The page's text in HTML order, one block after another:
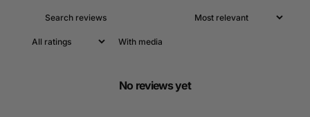
With media
No reviews yet